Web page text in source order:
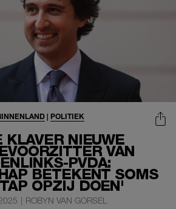
KLAVER NIEUWE
VAN
PVDA:
BETEKENT SOMS
OPZIJ DOEN'
| POLITIEK
| ROBYN VAN GORSEL